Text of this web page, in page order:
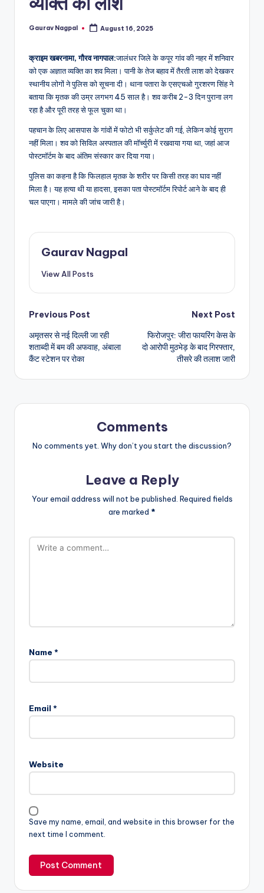
Posted
Gaurav Nagpal August 16, 2025
क्राइम खबरनामा, गौरव नागपाल:जालंधर जिले के कपूर गांव की नहर में शनिवार
को एक अज्ञात व्यक्ति का शव मिला। पानी के तेज बहाव में तैरती लाश को देखकर
स्थानीय लोगों ने पुलिस को सूचना दी। थाना पतारा के एसएचओ गुरशरण सिंह ने
बताया कि मृतक की उम्र लगभग 45 साल है। शव करीब 2-3 दिन पुराना लग
रहा है और पूरी तरह से फूल चुका था।
पहचान के लिए आसपास के गांवों में फोटो भी सर्कुलेट की गई, लेकिन कोई सुराग
नहीं मिला। शव को सिविल अस्पताल की मॉर्च्युरी में रखवाया गया था, जहां आज
पोस्टमॉर्टम के बाद अंतिम संस्कार कर दिया गया।
पुलिस का कहना है कि फिलहाल मृतक के शरीर पर किसी तरह का घाव नहीं
मिला है। यह हत्या थी या हादसा, इसका पता पोस्टमॉर्टम रिपोर्ट आने के बाद ही
चल पाएगा। मामले की जांच जारी है।
Gaurav Nagpal
View All Posts
Post
navigation
Previous Post
अमृतसर से नई दिल्ली जा रही
शताब्दी में बम की अफवाह, अंबाला
कैंट स्टेशन पर रोका
Next Post
फिरोजपुर: जीरा फायरिंग केस के
दो आरोपी मुठभेड़ के बाद गिरफ्तार,
तीसरे की तलाश जारी
Comments
No comments yet. Why don’t you start the discussion?
Leave a Reply
Your email address will not be published. Required fields
are marked *
Name *
Email *
Website
Save my name, email, and website in this browser for the
next time I comment.